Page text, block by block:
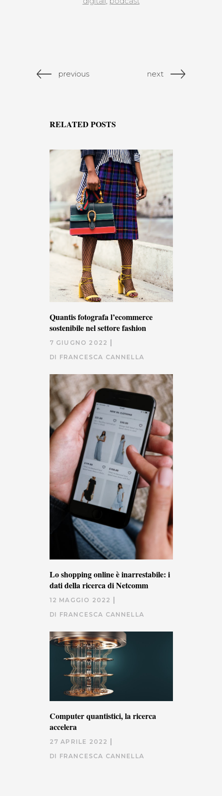
previous next
RELATED POSTS
Quantis fotografa l’ecommerce
sostenibile nel settore fashion
7 GIUGNO 2022
DI FRANCESCA CANNELLA
Lo shopping online è inarrestabile: i
dati della ricerca di Netcomm
12 MAGGIO 2022
DI FRANCESCA CANNELLA
Computer quantistici, la ricerca
accelera
27 APRILE 2022
DI FRANCESCA CANNELLA